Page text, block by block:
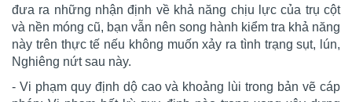
đưa ra những nhận định về khả năng chịu lực của trụ cột
và nền móng cũ, bạn vẫn nên song hành kiểm tra khả năng
này trên thực tế nếu không muốn xảy ra tình trạng sụt, lún,
Nghiêng nứt sau này.
- Vi phạm quy định dộ cao và khoảng lùi trong bản vẽ cáp